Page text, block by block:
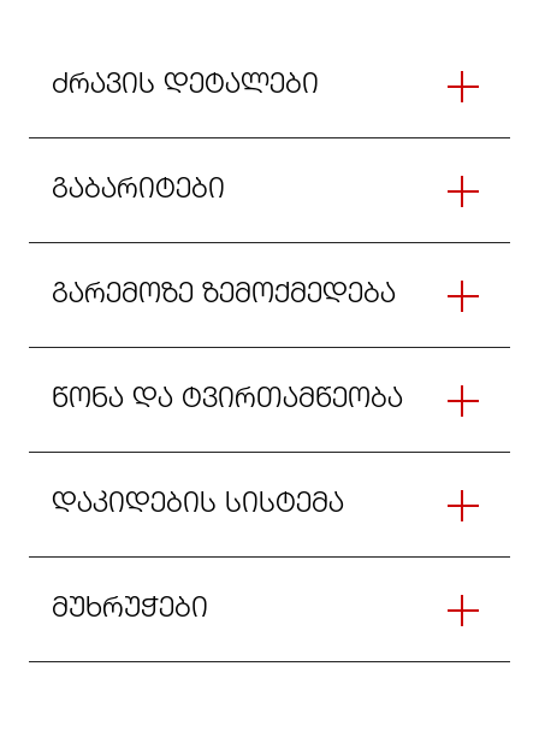
ძრავის დეტალები
გაბარიტები
გარემოზე ზემოქმედება
წონა და ტვირთამწეობა
დაკიდების სისტემა
მუხრუჭები